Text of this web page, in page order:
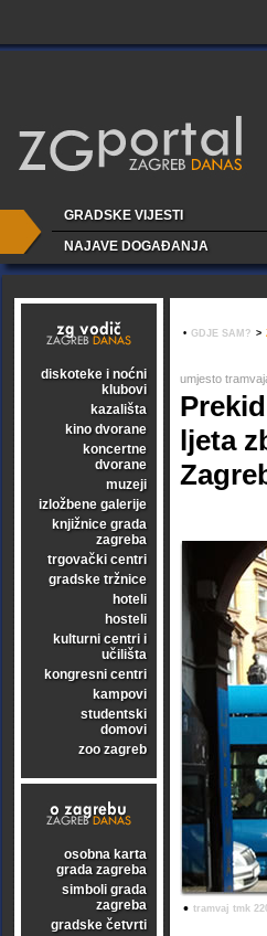
GRADSKE VIJESTI
NAJAVE DOGAĐANJA
diskoteke i noćni
klubovi
kazališta
kino dvorane
koncertne
dvorane
muzeji
izložbene galerije
knjižnice grada
zagreba
trgovački centri
gradske tržnice
hoteli
hosteli
kulturni centri i
učilišta
kongresni centri
kampovi
studentski
domovi
zoo zagreb
osobna karta
grada zagreba
simboli grada
zagreba
gradske četvrti
• GDJE SAM? >
umjesto
ljeta
• tramvaj tmk